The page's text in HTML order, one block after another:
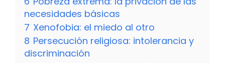
necesidades básicas
7 Xenofobia: el miedo al otro
8 Persecución religiosa: intolerancia y
discriminación